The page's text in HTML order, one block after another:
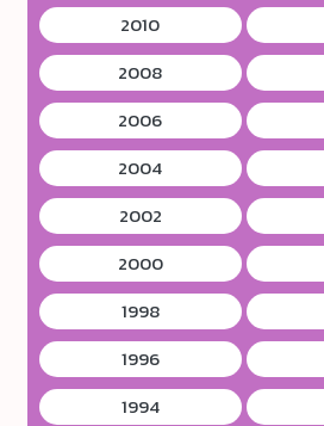
2010
2008
2006
2004
2002
2000
1998
1996
1994